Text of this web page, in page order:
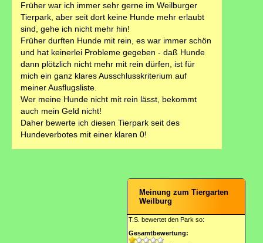
Früher war ich immer sehr gerne im Weilburger
Tierpark, aber seit dort keine Hunde mehr erlaubt
sind, gehe ich nicht mehr hin!
Früher durften Hunde mit rein, es war immer schön
und hat keinerlei Probleme gegeben - daß Hunde
dann plötzlich nicht mehr mit rein dürfen, ist für
mich ein ganz klares Ausschlusskriterium auf
meiner Ausflugsliste.
Wer meine Hunde nicht mit rein lässt, bekommt
auch mein Geld nicht!
Daher bewerte ich diesen Tierpark seit des
Hundeverbotes mit einer klaren 0!
Meinung zum Tiergarten
Weilburg
T.S. bewertet den Park so:
Gesamtbewertung: